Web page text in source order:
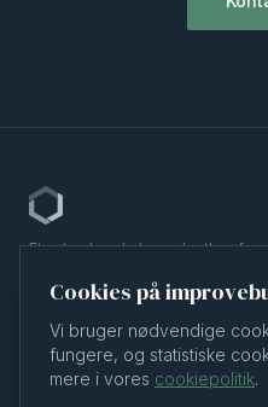
Et nytænkende konsulenthus for
Ydelser
Cases
Kontakt
Cookies på
Vi bruger nødvendige
fungere, og statistiske
mere i vores cookiepolitik.